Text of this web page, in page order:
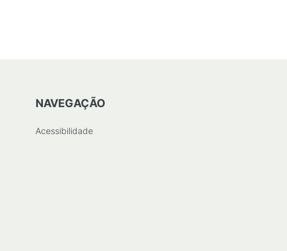
NAVEGAÇÃO
Acessibilidade